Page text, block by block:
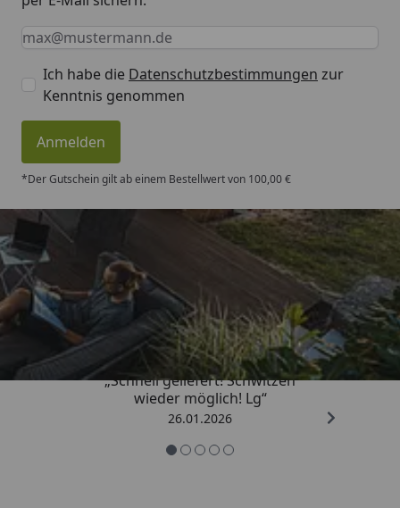
Keine Eingabe erforderlich
Eingabe erforderlich
E-Mail *
Ich habe die Datenschutzbestimmungen zur
Kenntnis genommen
Anmelden
*Der Gutschein gilt ab einem Bestellwert von 100,00 €
Trusted Shops
„Schnell geliefert! Schwitzen
wieder möglich! Lg“
26.01.2026